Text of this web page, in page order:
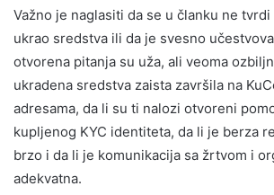
Važno je naglasiti da se u članku ne tvrdi
ukrao sredstva ili da je svesno
otvorena pitanja su uža, ali veoma
ukradena sredstva zaista završila na
adresama, da li su ti nalozi otvoreni
kupljenog KYC identiteta, da li je berza
brzo i da li je komunikacija sa žrtvom i
adekvatna.